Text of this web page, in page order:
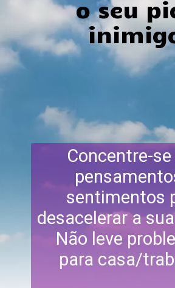
Concentre-se
sentimentos
desacelerar a
Não leve
para casa/
o seu